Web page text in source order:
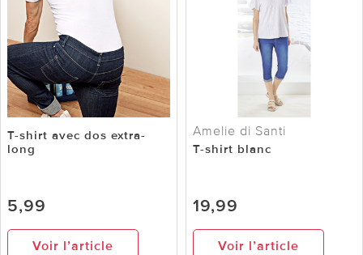
T-shirt avec dos extra-
long
5,99
Voir l’article
Amelie di Santi
T-shirt blanc
19,99
Voir l’article